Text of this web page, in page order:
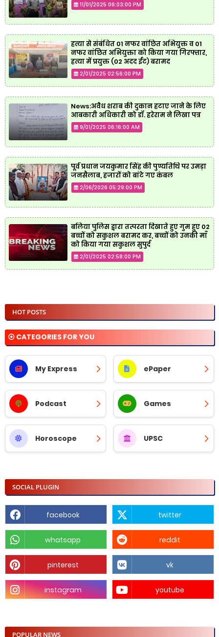
11/01/2025 06:03:00 PM
हत्या से संबंधित 01 नफर वांछित अभियुक्त व 01
नफर वांछित अभियुक्ता को किया गया गिरफ्तार,
हत्या में प्रयुक्त (02 अदद ईंट) बरामद
2/01/2025 02:56:00 PM
News:अवैध शराब की दुकान हटाए जाने के लिए
आबकारी अधिकारी को डॉ. हरेराम ने लिखा पत्र
9/01/2025 06:16:00 AM
पूर्व प्रधान जयकुमार सिंह की पुण्यतिथि पर उमड़ा
जनसैलाब, हजारों को बांटे गए कंबल
2/06/2026 05:29:00 PM
बलिया पुलिस द्वारा तत्परता दिखाते हुए गुम हुए 02
बच्चों को सकुशल बरामद कर, बच्चों को उनकी माँ
को किया गया सकुशल सुपुर्द
2/01/2025 02:58:00 PM
HOT POSTS
⦿ CATEGORIES FOR YOU
My Express ePaper
Podcast Games
Horoscope UPSC
SOCIAL PLUGIN
facebook twitter
whatsapp reddit
pinterest vk
instagram youtube
POPULAR NEWS